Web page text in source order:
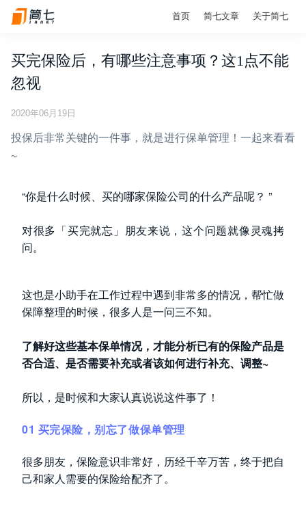
首页 简七文章 关于简七
买完保险后，有哪些注意事项？这1点不能
忽视
2020年06月19日
投保后非常关键的一件事，就是进行保单管理！一起来看看
~
“你是什么时候、买的哪家保险公司的什么产品呢？ ”
对很多「买完就忘」朋友来说，这个问题就像灵魂拷
问。
这也是小助手在工作过程中遇到非常多的情况，帮忙做
保障整理的时候，很多人是一问三不知。
了解好这些基本保单情况，才能分析已有的保险产品是
否合适、是否需要补充或者该如何进行补充、调整~
所以，是时候和大家认真说说这件事了！
01 买完保险，别忘了做保单管理
很多朋友，保险意识非常好，历经千辛万苦，终于把自
己和家人需要的保险给配齐了。